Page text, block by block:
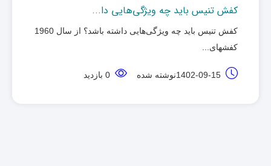
کفش تنیس باید چه ویژگی‌هایی دا...
کفش تنیس باید چه ویژگی‌هایی داشته باشد؟ از سال 1960
کفشهای... ‌
1402-09-15نوشته شده 0 بازدید